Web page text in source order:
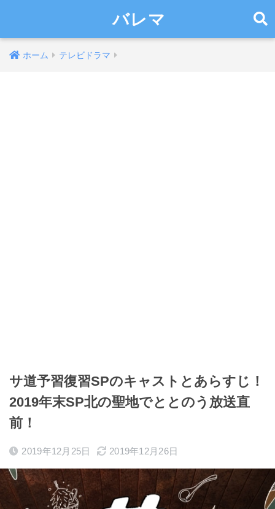
バレマ
ホーム テレビドラマ
サ道予習復習SPのキャストとあらすじ！
2019年末SP北の聖地でととのう放送直
前！
2019年12月25日 2019年12月26日